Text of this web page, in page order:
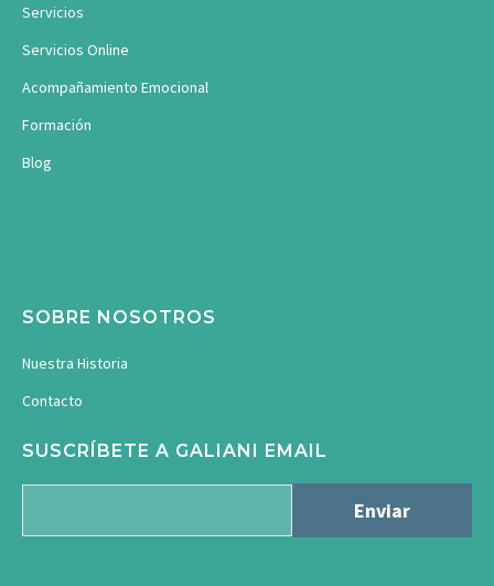
Servicios
Servicios Online
Acompañamiento Emocional
Formación
Blog
SOBRE NOSOTROS
Nuestra Historia
Contacto
SUSCRÍBETE A GALIANI EMAIL